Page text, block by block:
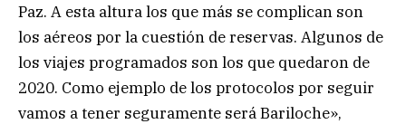
Paz. A esta altura los que más se complican son
los aéreos por la cuestión de reservas. Algunos de
los viajes programados son los que quedaron de
2020. Como ejemplo de los protocolos por seguir
vamos a tener seguramente será Bariloche»,